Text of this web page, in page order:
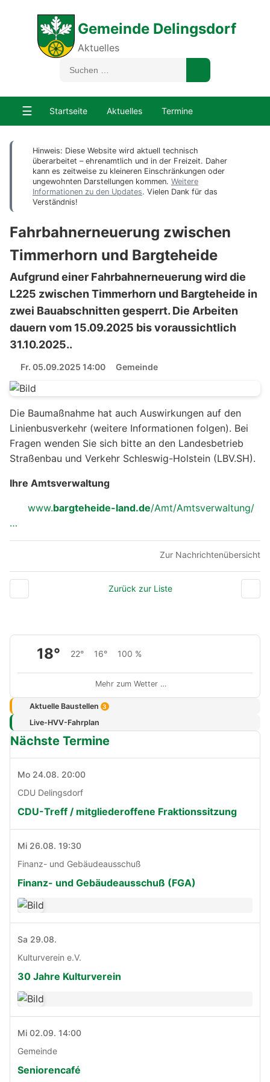
Gemeinde Delingsdorf
Aktuelles
☰ Startseite Aktuelles Termine
Hinweis: Diese Website wird aktuell technisch
überarbeitet – ehrenamtlich und in der Freizeit. Daher
kann es zeitweise zu kleineren Einschränkungen oder
ungewohnten Darstellungen kommen. Weitere
Informationen zu den Updates. Vielen Dank für das
Verständnis!
Fahrbahnerneuerung zwischen
Timmerhorn und Bargteheide
Aufgrund einer Fahrbahnerneuerung wird die
L225 zwischen Timmerhorn und Bargteheide in
zwei Bauabschnitten gesperrt. Die Arbeiten
dauern vom 15.09.2025 bis voraussichtlich
31.10.2025..
Fr. 05.09.2025 14:00 Gemeinde
Die Baumaßnahme hat auch Auswirkungen auf den
Linienbusverkehr (weitere Informationen folgen). Bei
Fragen wenden Sie sich bitte an den Landesbetrieb
Straßenbau und Verkehr Schleswig-Holstein (LBV.SH).
Ihre Amtsverwaltung
www.bargteheide-land.de/Amt/Amtsverwaltung/
…
Zur Nachrichtenübersicht
Zurück zur Liste
18° 22° 16° 100 %
Mehr zum Wetter …
Aktuelle Baustellen 3
Live-HVV-Fahrplan
Nächste Termine
Mo 24.08. 20:00
CDU Delingsdorf
CDU-Treff / mitgliederoffene Fraktionssitzung
Mi 26.08. 19:30
Finanz- und Gebäudeausschuß
Finanz- und Gebäudeausschuß (FGA)
Sa 29.08.
Kulturverein e.V.
30 Jahre Kulturverein
Mi 02.09. 14:00
Gemeinde
Seniorencafé